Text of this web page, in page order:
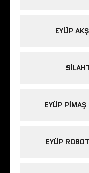
EYÜP
EYÜP PIMAŞ
EYÜP